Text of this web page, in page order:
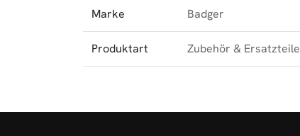
Marke Badger
Produktart Zubehör & Ersatzteile